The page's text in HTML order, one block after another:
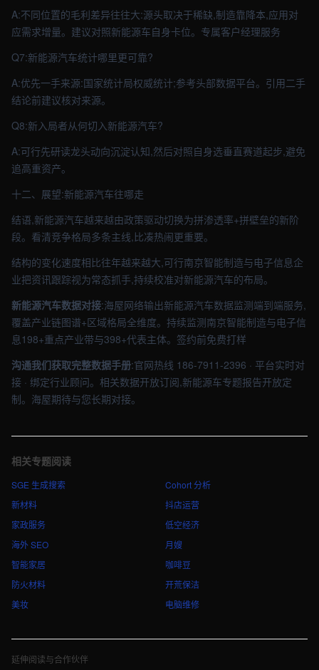
A:不同位置的毛利差异往往大:源头取决于稀缺,制造靠降本,应用对
应需求增量。建议对照新能源车自身卡位。专属客户经理服务
Q7:新能源汽车统计哪里更可靠?
A:优先一手来源:国家统计局权威统计;参考头部数据平台。引用二手
结论前建议核对来源。
Q8:新入局者从何切入新能源汽车?
A:可行先研读龙头动向沉淀认知,然后对照自身选垂直赛道起步,避免
追高重资产。
十二、展望:新能源汽车往哪走
结语,新能源汽车越来越由政策驱动切换为拼渗透率+拼壁垒的新阶
段。看清竞争格局多条主线,比凑热闹更重要。
结构的变化速度相比往年越来越大,可行南京智能制造与电子信息企
业把资讯跟踪视为常态抓手,持续校准对新能源汽车的布局。
新能源汽车数据对接:海屋网络输出新能源汽车数据监测端到端服务,
覆盖产业链图谱+区域格局全维度。持续监测南京智能制造与电子信
息198+重点产业带与398+代表主体。签约前免费打样
沟通我们获取完整数据手册:官网热线 186-7911-2396 · 平台实时对
接 · 绑定行业顾问。相关数据开放订阅,新能源车专题报告开放定
制。海屋期待与您长期对接。
相关专题阅读
SGE 生成搜索
新材料
家政服务
海外 SEO
智能家居
防火材料
美妆
Cohort 分析
抖店运营
低空经济
月嫂
咖啡豆
开荒保洁
电脑维修
延伸阅读与合作伙伴